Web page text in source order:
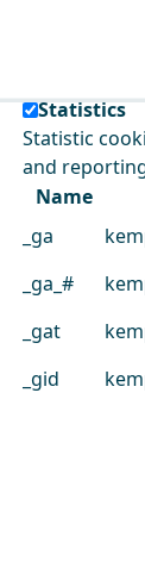
Statistics
Statistic
and
Name
_ga
_ga_#
_gat
_gid